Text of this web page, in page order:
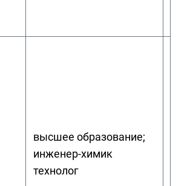
высшее образование;
инженер-химик
технолог